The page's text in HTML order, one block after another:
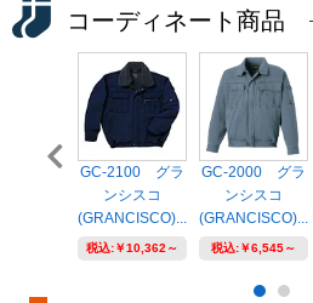
コーディネート商品
GC-2100 グラ
ンシスコ
(GRANCISCO)...
税込:￥10,362～
GC-2000 グラ
ンシスコ
(GRANCISCO)...
税込:￥6,545～